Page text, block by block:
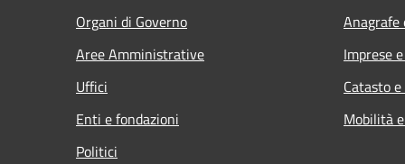
Organi di Governo
Aree Amministrative
Uffici
Enti e fondazioni
Politici
Imprese
Catasto
Mobilità